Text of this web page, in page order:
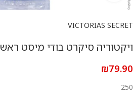
VICTORIAS SECRET
ויקטוריה סיקרט בודי מיסט ראש 250 מ”ל
₪79.90
250